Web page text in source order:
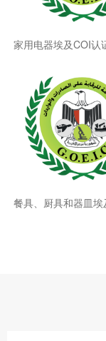
家用电器埃及COI认